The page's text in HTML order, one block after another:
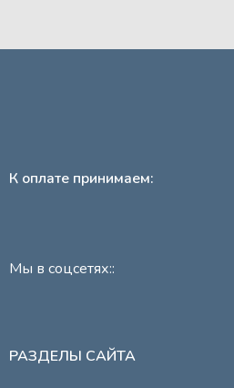
К оплате принимаем:
Мы в соцсетях::
РАЗДЕЛЫ САЙТА